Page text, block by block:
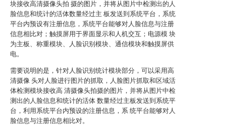
块接收高清摄像头拍 摄的图片，并将从图片中检测出的人
脸信息和统计的活体数量经过主 板发送到系统平台，系统
平台内预设有注册信息，系统平台能够对人脸信息与注册
信息相比对；触摸屏用于界面显示和人机交互；电源模 块
为主板、称重模块、人脸识别模块、通信模块和触摸屏供
电。
需要说明的是，针对人脸识别统计模块部分，可以采用高
清摄像 头对人脸进行图片的抓取，人脸图片抓取和区域活
体检测模块接收高 清摄像头拍摄的图片，并将从图片中检
测出的人脸信息和统计的活体 数量经过主板发送到系统平
台，利用系统平台内预设的注册信息，系 统平台能够对人
脸信息与注册信息相比对。